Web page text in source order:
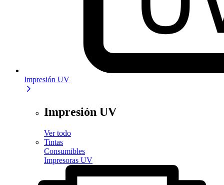
Impresión UV
Impresión UV
Ver todo
Tintas
Consumibles
Impresoras UV